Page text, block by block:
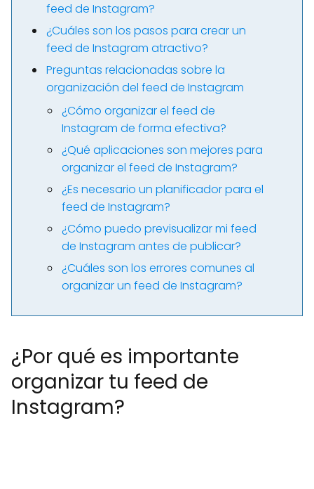
feed de Instagram?
¿Cuáles son los pasos para crear un
feed de Instagram atractivo?
Preguntas relacionadas sobre la
organización del feed de Instagram
¿Cómo organizar el feed de
Instagram de forma efectiva?
¿Qué aplicaciones son mejores para
organizar el feed de Instagram?
¿Es necesario un planificador para el
feed de Instagram?
¿Cómo puedo previsualizar mi feed
de Instagram antes de publicar?
¿Cuáles son los errores comunes al
organizar un feed de Instagram?
¿Por qué es importante
organizar tu feed de
Instagram?